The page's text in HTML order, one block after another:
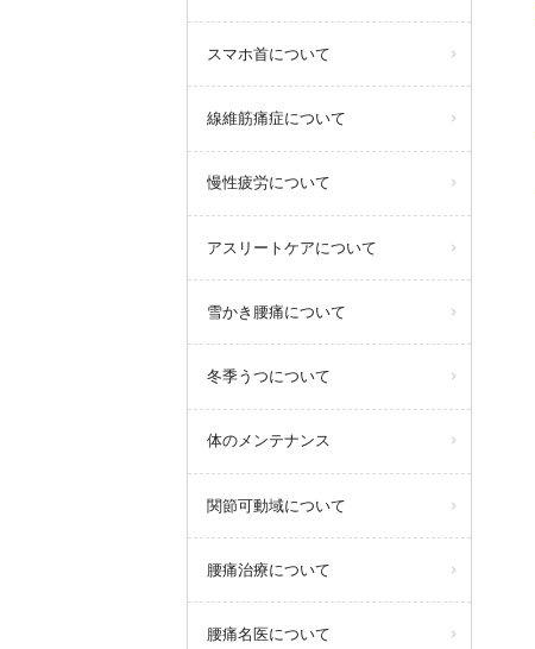
スマホ首について
線維筋痛症について
慢性疲労について
アスリートケアについて
雪かき腰痛について
冬季うつについて
体のメンテナンス
関節可動域について
腰痛治療について
腰痛名医について